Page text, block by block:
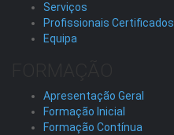
Serviços
Profissionais Certificados
Equipa
Apresentação Geral
Formação Inicial
Formação Contínua